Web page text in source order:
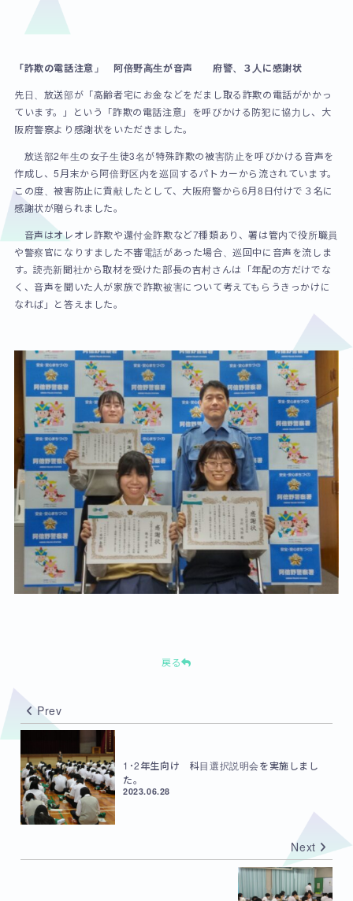
「詐欺の電話注意」 阿倍野高生が音声 府警、３人に感謝状
先日、放送部が「高齢者宅にお金などをだまし取る詐欺の電話がかかっ
ています。」という「詐欺の電話注意」を呼びかける防犯に協力し、大
阪府警察より感謝状をいただきました。
放送部2年生の女子生徒3名が特殊詐欺の被害防止を呼びかける音声を
作成し、5月末から阿倍野区内を巡回するパトカーから流されています。
この度、被害防止に貢献したとして、大阪府警から6月8日付けで３名に
感謝状が贈られました。
音声はオレオレ詐欺や還付金詐欺など7種類あり、署は管内で役所職員
や警察官になりすました不審電話があった場合、巡回中に音声を流しま
す。読売新聞社から取材を受けた部長の吉村さんは「年配の方だけでな
く、音声を聞いた人が家族で詐欺被害について考えてもらうきっかけに
なれば」と答えました。
戻る
Prev
1･2年生向け 科目選択説明会を実施しまし
た。
2023.06.28
Next